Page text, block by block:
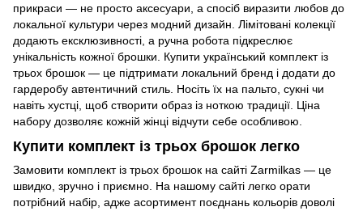
прикраси — не просто аксесуари, а спосіб виразити любов до
локальної культури через модний дизайн. Лімітовані колекції
додають ексклюзивності, а ручна робота підкреслює
унікальність кожної брошки. Купити український комплект із
трьох брошок — це підтримати локальний бренд і додати до
гардеробу автентичний стиль. Носіть їх на пальто, сукні чи
навіть хустці, щоб створити образ із ноткою традиції. Ціна
набору дозволяє кожній жінці відчути себе особливою.
Купити комплект із трьох брошок легко
Замовити комплект із трьох брошок на сайті Zarmilkas — це
швидко, зручно і приємно. На нашому сайті легко орати
потрібний набір, адже асортимент поєднань кольорів доволі